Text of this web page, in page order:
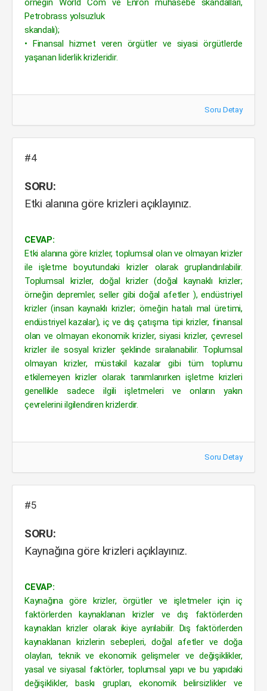
örneğin World Com ve Enron muhasebe skandalları,
Petrobrass yolsuzluk
skandalı);
• Finansal hizmet veren örgütler ve siyasi örgütlerde
yaşanan liderlik krizleridir.
Soru Detay
#4
SORU:
Etki alanına göre krizleri açıklayınız.
CEVAP:
Etki alanına göre krizler, toplumsal olan ve olmayan krizler
ile işletme boyutundaki krizler olarak gruplandırılabilir.
Toplumsal krizler, doğal krizler (doğal kaynaklı krizler;
örneğin depremler, seller gibi doğal afetler ), endüstriyel
krizler (insan kaynaklı krizler; örneğin hatalı mal üretimi,
endüstriyel kazalar), iç ve dış çatışma tipi krizler, finansal
olan ve olmayan ekonomik krizler, siyasi krizler, çevresel
krizler ile sosyal krizler şeklinde sıralanabilir. Toplumsal
olmayan krizler, müstakil kazalar gibi tüm toplumu
etkilemeyen krizler olarak tanımlanırken işletme krizleri
genellikle sadece ilgili işletmeleri ve onların yakın
çevrelerini ilgilendiren krizlerdir.
Soru Detay
#5
SORU:
Kaynağına göre krizleri açıklayınız.
CEVAP:
Kaynağına göre krizler, örgütler ve işletmeler için iç
faktörlerden kaynaklanan krizler ve dış faktörlerden
kaynaklan krizler olarak ikiye ayrılabilir. Dış faktörlerden
kaynaklanan krizlerin sebepleri, doğal afetler ve doğa
olayları, teknik ve ekonomik gelişmeler ve değişiklikler,
yasal ve siyasal faktörler, toplumsal yapı ve bu yapıdaki
değişiklikler, baskı grupları, ekonomik belirsizlikler ve